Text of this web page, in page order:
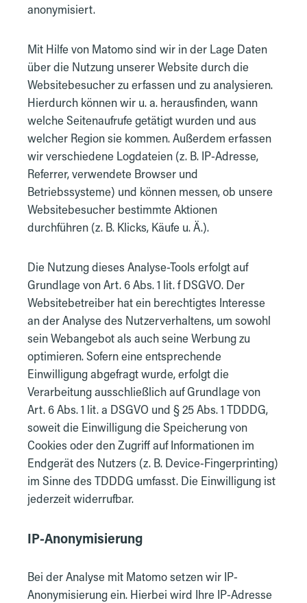
anonymisiert.
Mit Hilfe von Matomo sind wir in der Lage Daten
über die Nutzung unserer Website durch die
Websitebesucher zu erfassen und zu analysieren.
Hierdurch können wir u. a. herausfinden, wann
welche Seitenaufrufe getätigt wurden und aus
welcher Region sie kommen. Außerdem erfassen
wir verschiedene Logdateien (z. B. IP-Adresse,
Referrer, verwendete Browser und
Betriebssysteme) und können messen, ob unsere
Websitebesucher bestimmte Aktionen
durchführen (z. B. Klicks, Käufe u. Ä.).
Die Nutzung dieses Analyse-Tools erfolgt auf
Grundlage von Art. 6 Abs. 1 lit. f DSGVO. Der
Websitebetreiber hat ein berechtigtes Interesse
an der Analyse des Nutzerverhaltens, um sowohl
sein Webangebot als auch seine Werbung zu
optimieren. Sofern eine entsprechende
Einwilligung abgefragt wurde, erfolgt die
Verarbeitung ausschließlich auf Grundlage von
Art. 6 Abs. 1 lit. a DSGVO und § 25 Abs. 1 TDDDG,
soweit die Einwilligung die Speicherung von
Cookies oder den Zugriff auf Informationen im
Endgerät des Nutzers (z. B. Device-Fingerprinting)
im Sinne des TDDDG umfasst. Die Einwilligung ist
jederzeit widerrufbar.
IP-Anonymisierung
Bei der Analyse mit Matomo setzen wir IP-
Anonymisierung ein. Hierbei wird Ihre IP-Adresse